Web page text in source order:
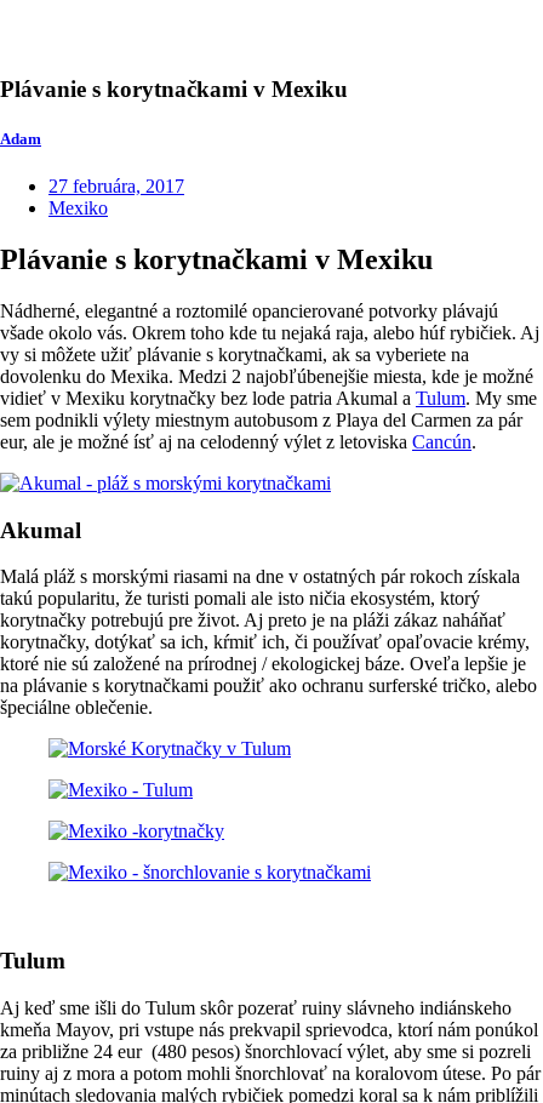
Plávanie s korytnačkami v Mexiku
Adam
27 februára, 2017
Mexiko
Plávanie s korytnačkami v Mexiku
Nádherné, elegantné a roztomilé opancierované potvorky plávajú
všade okolo vás. Okrem toho kde tu nejaká raja, alebo húf rybičiek. Aj
vy si môžete užiť plávanie s korytnačkami, ak sa vyberiete na
dovolenku do Mexika. Medzi 2 najobľúbenejšie miesta, kde je možné
vidieť v Mexiku korytnačky bez lode patria Akumal a Tulum. My sme
sem podnikli výlety miestnym autobusom z Playa del Carmen za pár
eur, ale je možné ísť aj na celodenný výlet z letoviska Cancún.
Akumal
Malá pláž s morskými riasami na dne v ostatných pár rokoch získala
takú popularitu, že turisti pomali ale isto ničia ekosystém, ktorý
korytnačky potrebujú pre život. Aj preto je na pláži zákaz naháňať
korytnačky, dotýkať sa ich, kŕmiť ich, či používať opaľovacie krémy,
ktoré nie sú založené na prírodnej / ekologickej báze. Oveľa lepšie je
na plávanie s korytnačkami použiť ako ochranu surferské tričko, alebo
špeciálne oblečenie.
Tulum
Aj keď sme išli do Tulum skôr pozerať ruiny slávneho indiánskeho
kmeňa Mayov, pri vstupe nás prekvapil sprievodca, ktorí nám ponúkol
za približne 24 eur (480 pesos) šnorchlovací výlet, aby sme si pozreli
ruiny aj z mora a potom mohli šnorchlovať na koralovom útese. Po pár
minútach sledovania malých rybičiek pomedzi koral sa k nám priblížili